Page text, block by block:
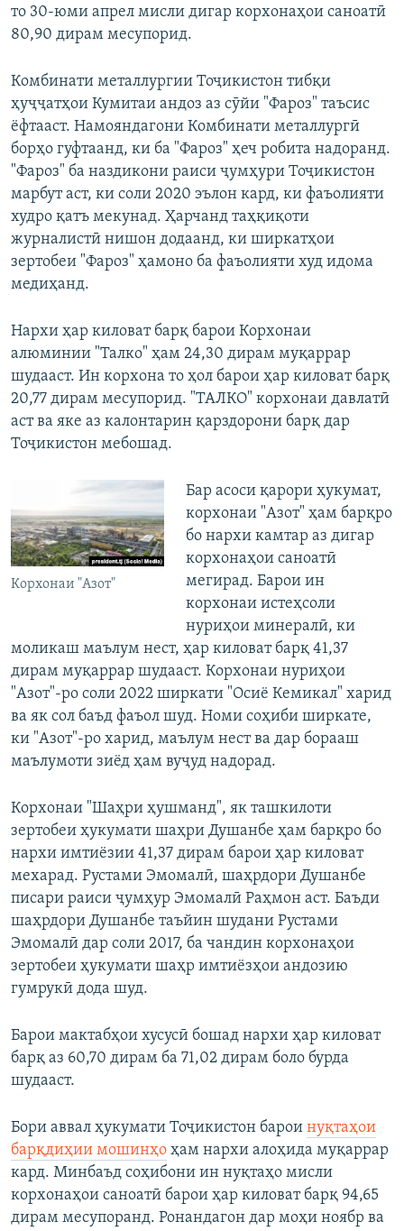
то 30-юми апрел мисли дигар корхонаҳои саноатӣ
80,90 дирам месупорид.
Комбинати металлургии Тоҷикистон тибқи
ҳуҷҷатҳои Кумитаи андоз аз сӯйи "Фароз" таъсис
ёфтааст. Намояндагони Комбинати металлургӣ
борҳо гуфтаанд, ки ба "Фароз" ҳеч робита надоранд.
"Фароз" ба наздикони раиси ҷумҳури Тоҷикистон
марбут аст, ки соли 2020 эълон кард, ки фаъолияти
худро қатъ мекунад. Ҳарчанд таҳқиқоти
журналистӣ нишон додаанд, ки ширкатҳои
зертобеи "Фароз" ҳамоно ба фаъолияти худ идома
медиҳанд.
Нархи ҳар киловат барқ барои Корхонаи
алюминии "Талко" ҳам 24,30 дирам муқаррар
шудааст. Ин корхона то ҳол барои ҳар киловат барқ
20,77 дирам месупорид. "ТАЛКО" корхонаи давлатӣ
аст ва яке аз калонтарин қарздорони барқ дар
Тоҷикистон мебошад.
Корхонаи "Азот"
Бар асоси қарори ҳукумат,
корхонаи "Азот" ҳам барқро
бо нархи камтар аз дигар
корхонаҳои саноатӣ
мегирад. Барои ин
корхонаи истеҳсоли
нуриҳои минералӣ, ки
моликаш маълум нест, ҳар киловат барқ 41,37
дирам муқаррар шудааст. Корхонаи нуриҳои
"Азот"-ро соли 2022 ширкати "Осиё Кемикал" харид
ва як сол баъд фаъол шуд. Номи соҳиби ширкате,
ки "Азот"-ро харид, маълум нест ва дар борааш
маълумоти зиёд ҳам вуҷуд надорад.
Корхонаи "Шаҳри ҳушманд", як ташкилоти
зертобеи ҳукумати шаҳри Душанбе ҳам барқро бо
нархи имтиёзии 41,37 дирам барои ҳар киловат
мехарад. Рустами Эмомалӣ, шаҳрдори Душанбе
писари раиси ҷумҳур Эмомалӣ Раҳмон аст. Баъди
шаҳрдори Душанбе таъйин шудани Рустами
Эмомалӣ дар соли 2017, ба чандин корхонаҳои
зертобеи ҳукумати шаҳр имтиёзҳои андозию
гумрукӣ дода шуд.
Барои мактабҳои хусусӣ бошад нархи ҳар киловат
барқ аз 60,70 дирам ба 71,02 дирам боло бурда
шудааст.
Бори аввал ҳукумати Тоҷикистон барои нуқтаҳои
барқдиҳии мошинҳо ҳам нархи алоҳида муқаррар
кард. Минбаъд соҳибони ин нуқтаҳо мисли
корхонаҳои саноатӣ барои ҳар киловат барқ 94,65
дирам месупоранд. Ронандагон дар моҳи ноябр ва